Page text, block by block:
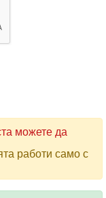
можете да
работи само с